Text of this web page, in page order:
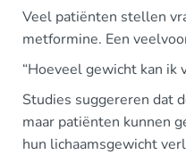
Veel patiënten stellen
metformine. Een
“Hoeveel gewicht kan ik
Studies suggereren dat
maar patiënten kunnen
hun lichaamsgewicht